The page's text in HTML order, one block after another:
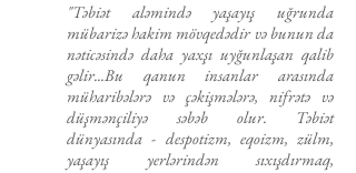
"Tәbiәt alәmindә yaşayış uğrunda
mübarizә hakim mövqedәdir vә bunun da
nәticәsindә daha yaxşı uyğunlaşan qalib
gәlir...Bu qanun insanlar arasında
müharibәlәrә vә çәkişmәlәrә, nifrәtә vә
düşmәnçiliyә sәbәb olur. Tәbiәt
dünyasında - despotizm, eqoizm, zülm,
yaşayış yerlәrindәn sıxışdırmaq,